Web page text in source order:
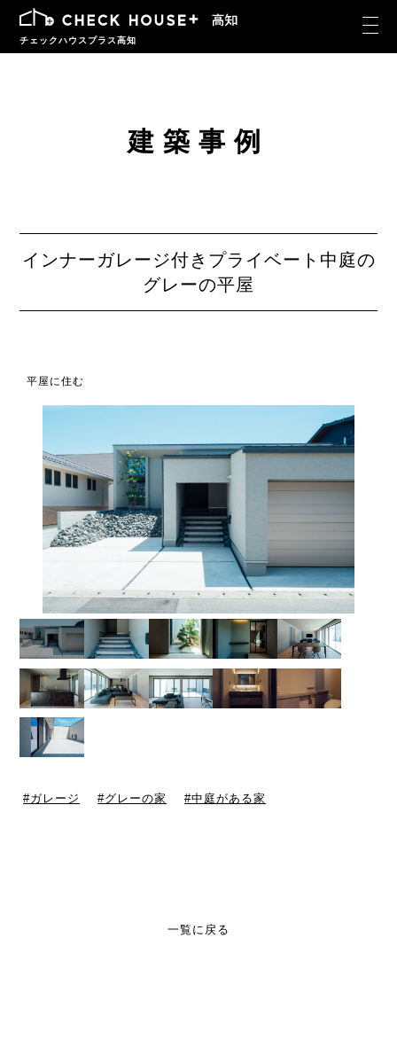
チェックハウスプラス高知
建築事例
インナーガレージ付きプライベート中庭の
グレーの平屋
平屋に住む
ガレージ グレーの家 中庭がある家
一覧に戻る